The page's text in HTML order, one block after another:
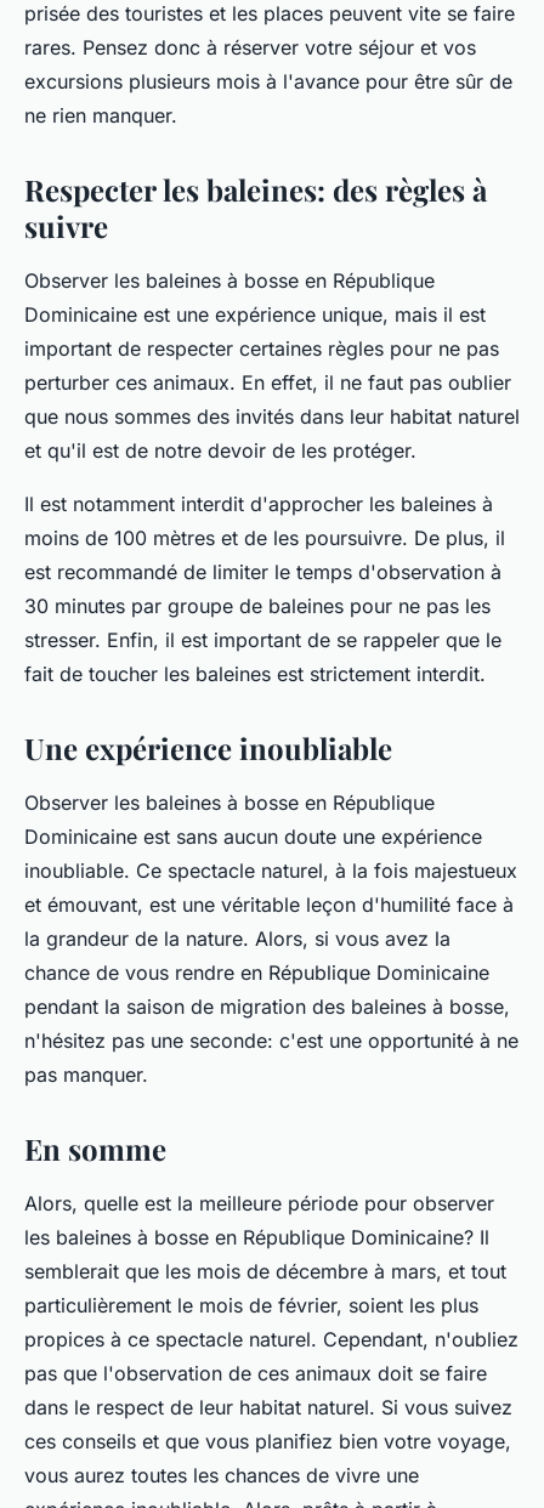
prisée des touristes et les places peuvent vite se faire
rares. Pensez donc à réserver votre séjour et vos
excursions plusieurs mois à l'avance pour être sûr de
ne rien manquer.
Respecter les baleines: des règles à
suivre
Observer les baleines à bosse en République
Dominicaine est une expérience unique, mais il est
important de respecter certaines règles pour ne pas
perturber ces animaux. En effet, il ne faut pas oublier
que nous sommes des invités dans leur habitat naturel
et qu'il est de notre devoir de les protéger.
Il est notamment interdit d'approcher les baleines à
moins de 100 mètres et de les poursuivre. De plus, il
est recommandé de limiter le temps d'observation à
30 minutes par groupe de baleines pour ne pas les
stresser. Enfin, il est important de se rappeler que le
fait de toucher les baleines est strictement interdit.
Une expérience inoubliable
Observer les baleines à bosse en République
Dominicaine est sans aucun doute une expérience
inoubliable. Ce spectacle naturel, à la fois majestueux
et émouvant, est une véritable leçon d'humilité face à
la grandeur de la nature. Alors, si vous avez la
chance de vous rendre en République Dominicaine
pendant la saison de migration des baleines à bosse,
n'hésitez pas une seconde: c'est une opportunité à ne
pas manquer.
En somme
Alors, quelle est la meilleure période pour observer
les baleines à bosse en République Dominicaine? Il
semblerait que les mois de décembre à mars, et tout
particulièrement le mois de février, soient les plus
propices à ce spectacle naturel. Cependant, n'oubliez
pas que l'observation de ces animaux doit se faire
dans le respect de leur habitat naturel. Si vous suivez
ces conseils et que vous planifiez bien votre voyage,
vous aurez toutes les chances de vivre une